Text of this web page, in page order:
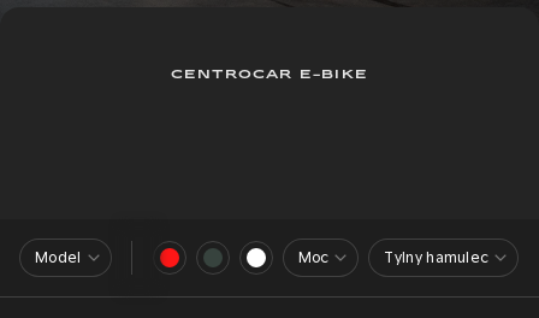
CENTROCAR E-BIKE
Model Moc Tylny hamulec